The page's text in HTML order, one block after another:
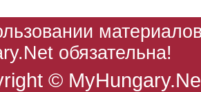
обязательна!
©